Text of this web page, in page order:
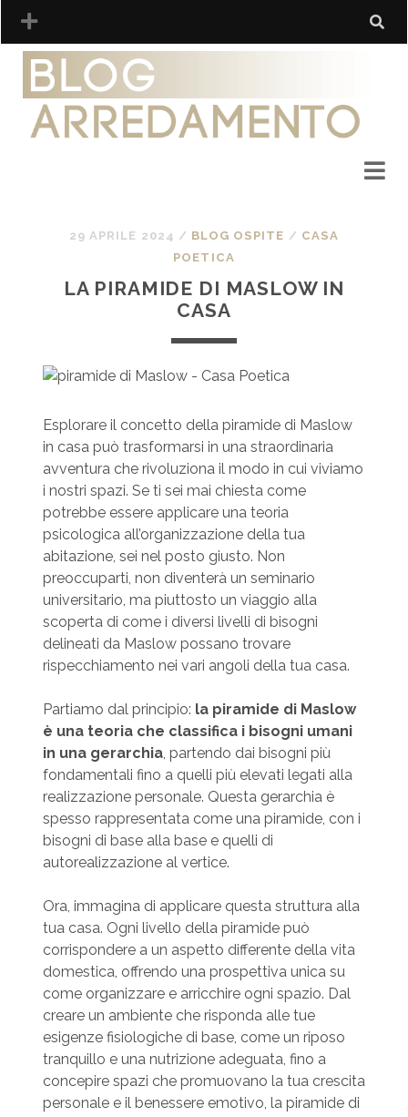
29 APRILE 2024 / BLOG OSPITE / CASA
POETICA
LA PIRAMIDE DI MASLOW IN
CASA
Esplorare il concetto della piramide di Maslow
in casa può trasformarsi in una straordinaria
avventura che rivoluziona il modo in cui viviamo
i nostri spazi. Se ti sei mai chiesta come
potrebbe essere applicare una teoria
psicologica all’organizzazione della tua
abitazione, sei nel posto giusto. Non
preoccuparti, non diventerà un seminario
universitario, ma piuttosto un viaggio alla
scoperta di come i diversi livelli di bisogni
delineati da Maslow possano trovare
rispecchiamento nei vari angoli della tua casa.
Partiamo dal principio: la piramide di Maslow
è una teoria che classifica i bisogni umani
in una gerarchia, partendo dai bisogni più
fondamentali fino a quelli più elevati legati alla
realizzazione personale. Questa gerarchia è
spesso rappresentata come una piramide, con i
bisogni di base alla base e quelli di
autorealizzazione al vertice.
Ora, immagina di applicare questa struttura alla
tua casa. Ogni livello della piramide può
corrispondere a un aspetto differente della vita
domestica, offrendo una prospettiva unica su
come organizzare e arricchire ogni spazio. Dal
creare un ambiente che risponda alle tue
esigenze fisiologiche di base, come un riposo
tranquillo e una nutrizione adeguata, fino a
concepire spazi che promuovano la tua crescita
personale e il benessere emotivo, la piramide di